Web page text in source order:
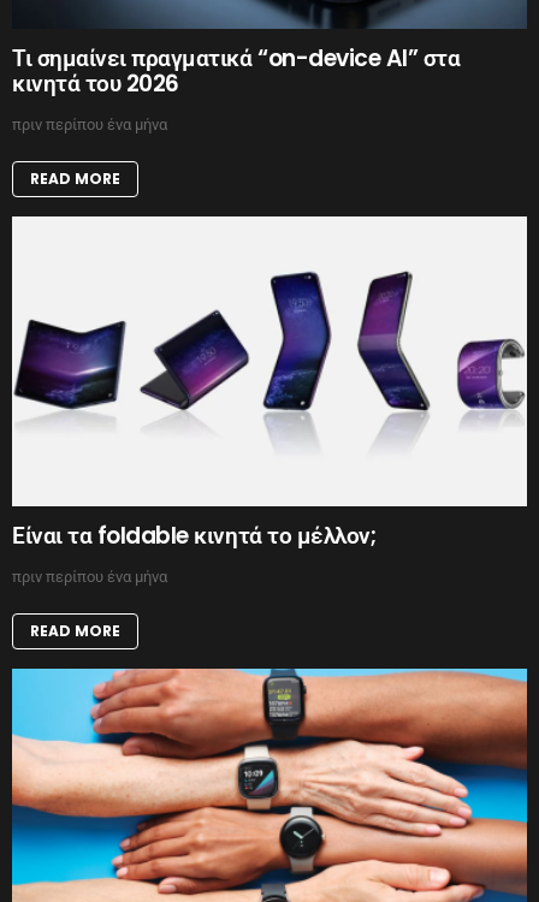
Τι σημαίνει πραγματικά “on-device AI” στα
κινητά του 2026
πριν περίπου ένα μήνα
READ MORE
Είναι τα foldable κινητά το μέλλον;
πριν περίπου ένα μήνα
READ MORE